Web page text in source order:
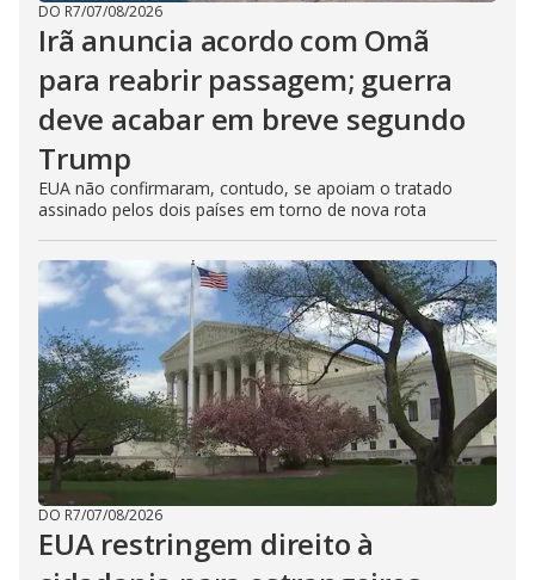
DO R7/07/08/2026
Irã anuncia acordo com Omã
para reabrir passagem; guerra
deve acabar em breve segundo
Trump
EUA não confirmaram, contudo, se apoiam o tratado
assinado pelos dois países em torno de nova rota
DO R7/07/08/2026
EUA restringem direito à